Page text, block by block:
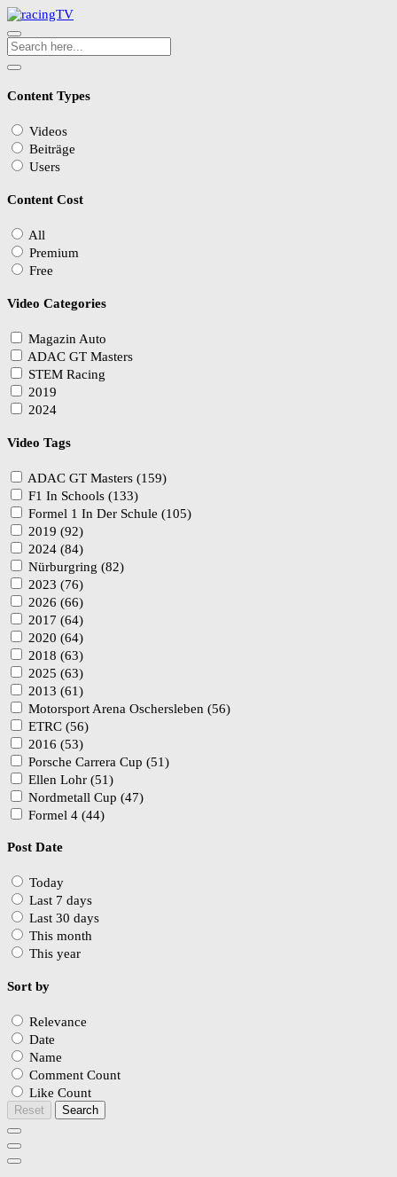
Content Types
Videos
Beiträge
Users
Content Cost
All
Premium
Free
Video Categories
Magazin Auto
ADAC GT Masters
STEM Racing
2019
2024
Video Tags
ADAC GT Masters (159)
F1 In Schools (133)
Formel 1 In Der Schule (105)
2019 (92)
2024 (84)
Nürburgring (82)
2023 (76)
2026 (66)
2017 (64)
2020 (64)
2018 (63)
2025 (63)
2013 (61)
Motorsport Arena Oschersleben (56)
ETRC (56)
2016 (53)
Porsche Carrera Cup (51)
Ellen Lohr (51)
Nordmetall Cup (47)
Formel 4 (44)
Post Date
Today
Last 7 days
Last 30 days
This month
This year
Sort by
Relevance
Date
Name
Comment Count
Like Count
Reset Search